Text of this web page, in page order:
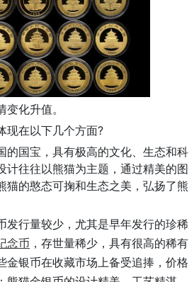
变化升值。
现在以下几个方面?
的国宝，具有极高的文化、生态和科
计往往以熊猫为主题，通过精美的图
猫的憨态可掬和生态之美，弘扬了熊
发行量较少，尤其是早年发行的珍稀
念币 ，存世量稀少，具有很高的稀有
金银币在收藏市场上备受追捧，价格